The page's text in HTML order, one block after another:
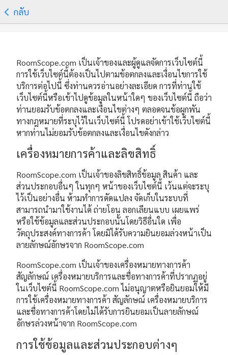
กลับ
RoomScope.com เป็นเจ้าของและผู้ดูแลจัดการเว็บไซต์นี้
การใช้เว็บไซต์นี้ต้องเป็นไปตามข้อตกลงและเงื่อนไขการใช้
บริการต่อไปนี้ ซึ่งท่านควรอ่านอย่างละเอียด การที่ท่านใช้
เว็บไซต์นี้หรือเข้าไปดูข้อมูลในหน้าใดๆ ของเว็บไซต์นี้ ถือว่า
ท่านยอมรับข้อตกลงและเงื่อนไขต่างๆ ตลอดจนข้อผูกพัน
ทางกฎหมายที่ระบุไว้ในเว็บไซต์นี้ โปรดอย่าเข้าใช้เว็บไซต์นี้
หากท่านไม่ยอมรับข้อตกลงและเงื่อนไขดังกล่าว
เครื่องหมายการค้าและลิขสิทธิ์
RoomScope.com เป็นเจ้าของลิขสิทธิ์ข้อมูล สินค้า และ
ส่วนประกอบอื่นๆ ในทุกๆ หน้าของเว็บไซต์นี้ เว้นแต่จะระบุ
ไว้เป็นอย่างอื่น ห้ามทำการดัดแปลง จัดเก็บในระบบที่
สามารถนำมาใช้งานได้ ถ่ายโอน ลอกเลียนแบบ เผยแพร่
หรือใช้ข้อมูลและส่วนประกอบนั้นโดยวิธีอื่นใด เพื่อ
วัตถุประสงค์ทางการค้า โดยมิได้รับความยินยอมล่วงหน้าเป็น
ลายลักษณ์อักษรจาก RoomScope.com
RoomScope.com เป็นเจ้าของเครื่องหมายทางการค้า
สัญลักษณ์ เครื่องหมายบริการและชื่อทางการค้าที่ปรากฏอยู่
ในเว็บไซต์นี้ RoomScope.com ไม่อนุญาตหรือยินยอมให้มี
การใช้เครื่องหมายทางการค้า สัญลักษณ์ เครื่องหมายบริการ
และชื่อทางการค้าโดยไม่ได้รับการยินยอมเป็นลายลักษณ์
อักษรล่วงหน้าจาก RoomScope.com
การใช้ข้อมูลและส่วนประกอบต่างๆ